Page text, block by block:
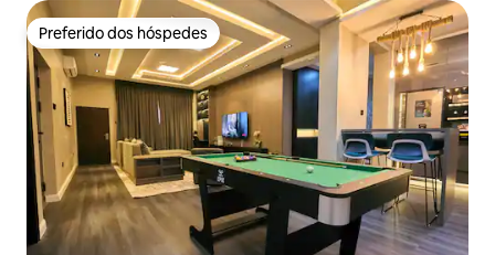
Preferido dos hóspedes
Preferido dos hóspedes